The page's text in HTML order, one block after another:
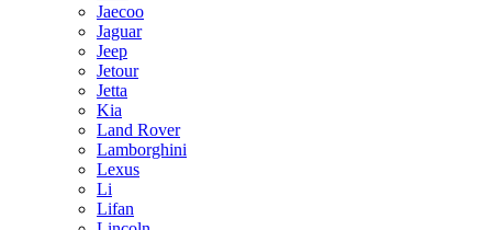
Jaecoo
Jaguar
Jeep
Jetour
Jetta
Kia
Land Rover
Lamborghini
Lexus
Li
Lifan